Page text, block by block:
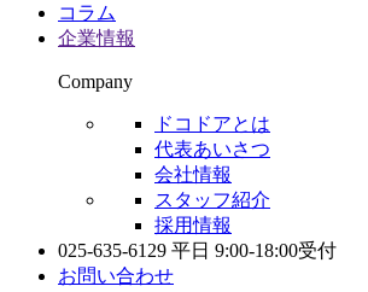
コラム
企業情報
Company
ドコドアとは
代表あいさつ
会社情報
スタッフ紹介
採用情報
025-635-6129 平日 9:00-18:00受付
お問い合わせ